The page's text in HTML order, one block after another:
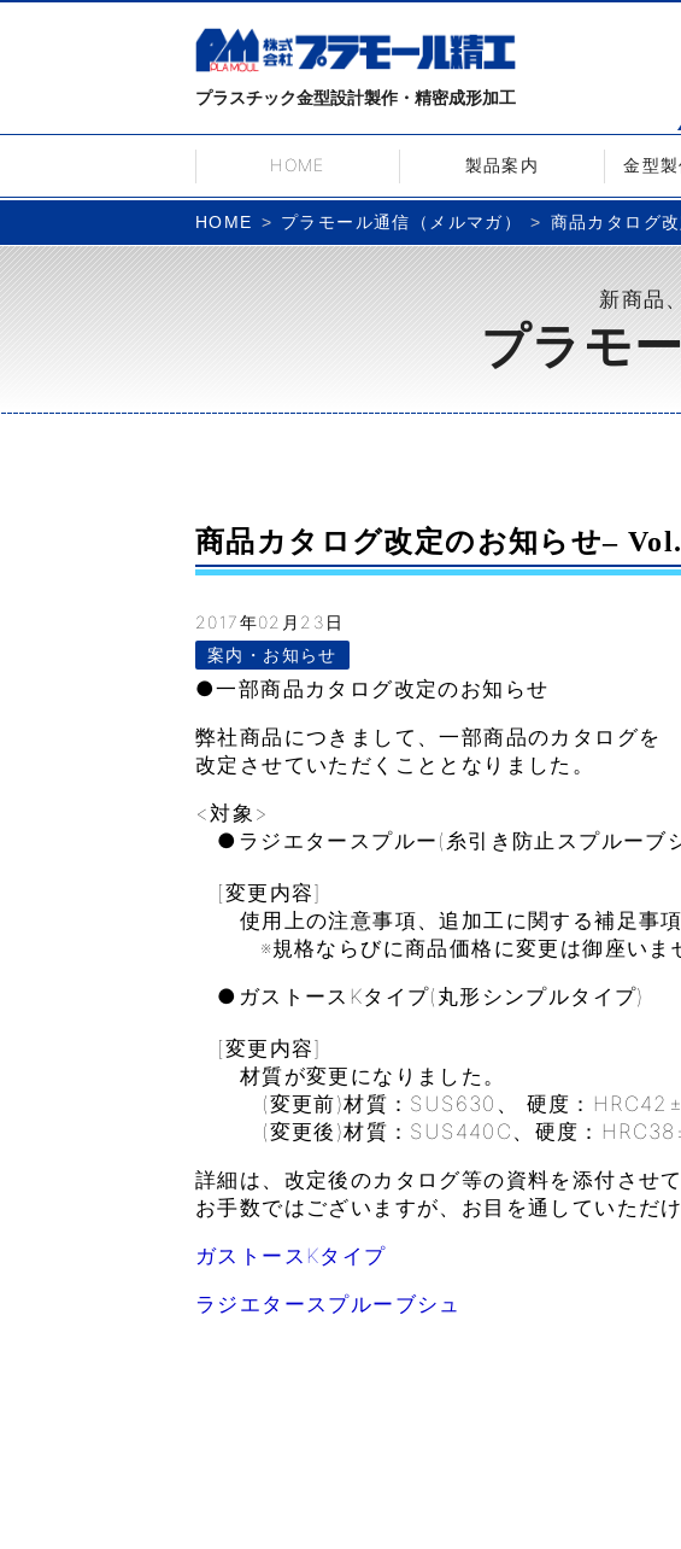
プラスチック金型設計製作・精密成形加工
HOME 製品案内 金型
HOME プラモール通信（メルマガ） 商品カタログ
新商品
プラモ
商品カタログ改定のお知らせ–
2017年02月23日
案内・お知らせ
●一部商品カタログ改定のお知らせ
弊社商品につきまして、一部商品のカタログを
改定させていただくこととなりました。
<対象>
●ラジエタースプルー(糸引き防止スプルーブ
[変更内容]
使用上の注意事項、追加工に関する補足事項
※規格ならびに商品価格に変更は御座いま
●ガストースKタイプ(丸形シンプルタイプ)
[変更内容]
材質が変更になりました。
(変更前)材質：SUS630、 硬度：
(変更後)材質：SUS440C、硬度：
詳細は、改定後のカタログ等の資料を添付させ
お手数ではございますが、お目を通していただ
ガストースKタイプ
ラジエタースプルーブシュ